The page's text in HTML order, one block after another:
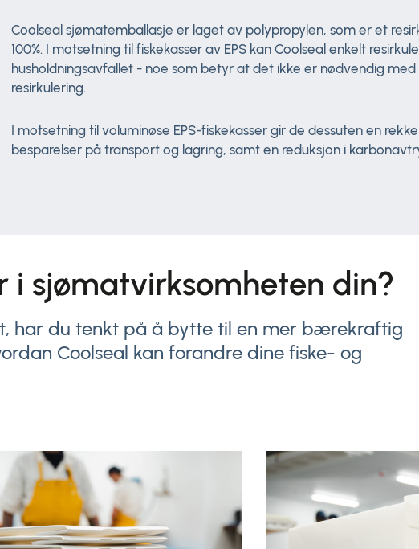
Coolseal sjømatemballasje er laget av polypropylen, som er et
100%. I motsetning til fiskekasser av EPS kan Coolseal enkelt
husholdningsavfallet - noe som betyr at det ikke er nødvendig
resirkulering.
I motsetning til voluminøse EPS-fiskekasser gir de dessuten en
besparelser på transport og lagring, samt en reduksjon i
i sjømatvirksomheten din?
har du tenkt på å bytte til en mer bærekraftig
Coolseal kan forandre dine fiske- og